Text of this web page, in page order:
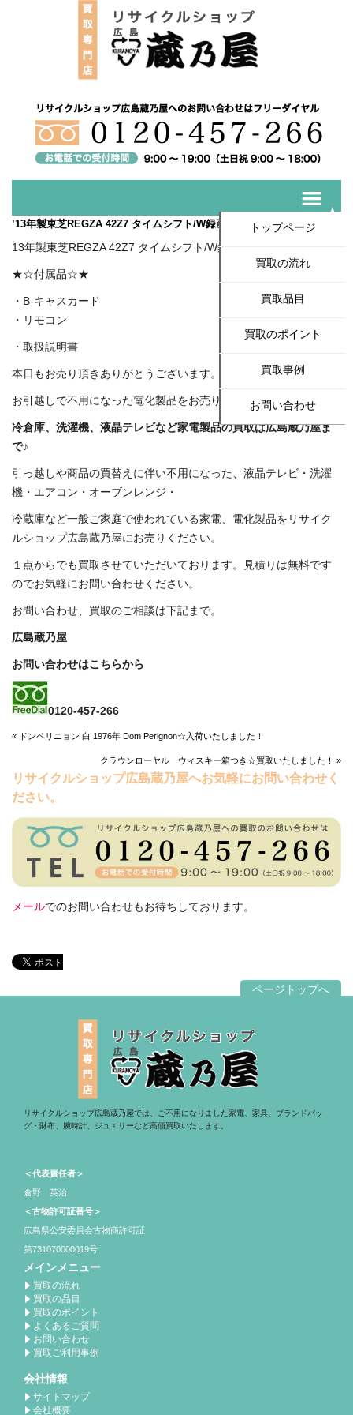
トップページ
買取の流れ
買取品目
買取のポイント
買取事例
お問い合わせ
’13年製東芝REGZA 42Z7 タイムシフト/W録画/3D対応 最上級液晶
13年製東芝REGZA 42Z7 タイムシフト/W録画/3D対応 最上級液晶
★☆付属品☆★
・B-キャスカード
・リモコン
・取扱説明書
本日もお売り頂きありがとうございます。
お引越しで不用になった電化製品をお売り頂きました。
冷倉庫、洗濯機、液晶テレビなど家電製品の買取は広島蔵乃屋ま
で♪
引っ越しや商品の買替えに伴い不用になった、液晶テレビ・洗濯
機・エアコン・オーブンレンジ・
冷蔵庫など一般ご家庭で使われている家電、電化製品をリサイク
ルショップ広島蔵乃屋にお売りください。
１点からでも買取させていただいております。見積りは無料です
のでお気軽にお問い合わせください。
お問い合わせ、買取のご相談は下記まで。
広島蔵乃屋
お問い合わせはこちらから
0120-457-266
« ドンペリニョン 白 1976年 Dom Perignon☆入荷いたしました！
クラウンローヤル ウィスキー箱つき☆買取いたしました！ »
リサイクルショップ広島蔵乃屋へお気軽にお問い合わせく
ださい。
メールでのお問い合わせもお待ちしております。
ページトップへ
リサイクルショップ広島蔵乃屋では、ご不用になりました家電、家具、ブランドバッ
グ・財布、腕時計、ジュエリーなど高価買取いたします。
＜代表責任者＞
倉野 英治
＜古物許可証番号＞
広島県公安委員会古物商許可証
第731070000019号
メインメニュー
買取の流れ
買取の品目
買取のポイント
よくあるご質問
お問い合わせ
買取ご利用事例
会社情報
サイトマップ
会社概要